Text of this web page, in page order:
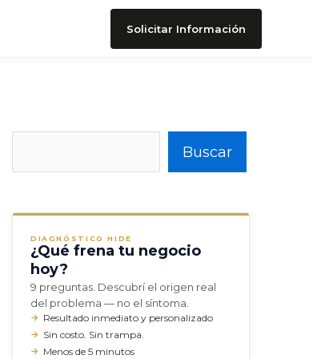
Solicitar Información
Buscar
DIAGNÓSTICO HIDE
¿Qué frena tu negocio
hoy?
9 preguntas. Descubrí el origen real
del problema — no el síntoma.
Resultado inmediato y personalizado
Sin costo. Sin trampa.
Menos de 5 minutos